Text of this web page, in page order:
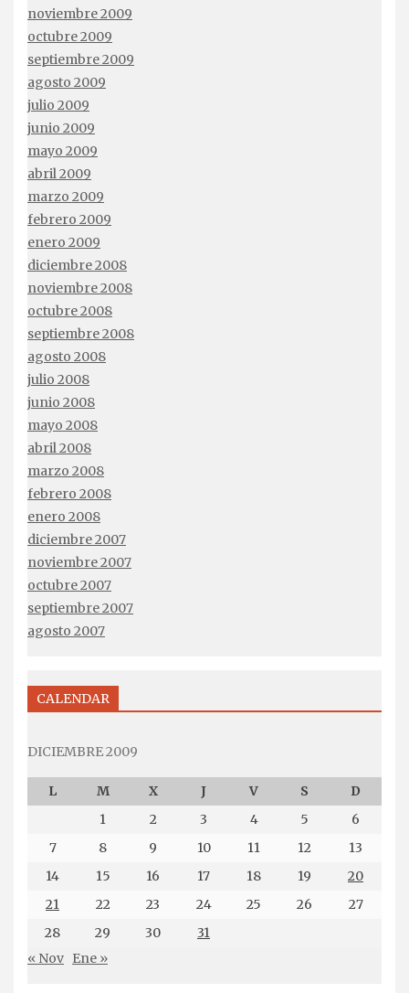
noviembre 2009
octubre 2009
septiembre 2009
agosto 2009
julio 2009
junio 2009
mayo 2009
abril 2009
marzo 2009
febrero 2009
enero 2009
diciembre 2008
noviembre 2008
octubre 2008
septiembre 2008
agosto 2008
julio 2008
junio 2008
mayo 2008
abril 2008
marzo 2008
febrero 2008
enero 2008
diciembre 2007
noviembre 2007
octubre 2007
septiembre 2007
agosto 2007
CALENDAR
DICIEMBRE 2009
L M X J V S
D
1
2 3 4 5
6
7
8 9 10 11 12
13
14
15 16 17 18 19
20
21
22 23 24 25 26
27
28
29 30
31
« Nov Ene »